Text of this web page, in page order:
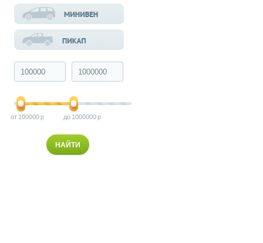
100000 1000000